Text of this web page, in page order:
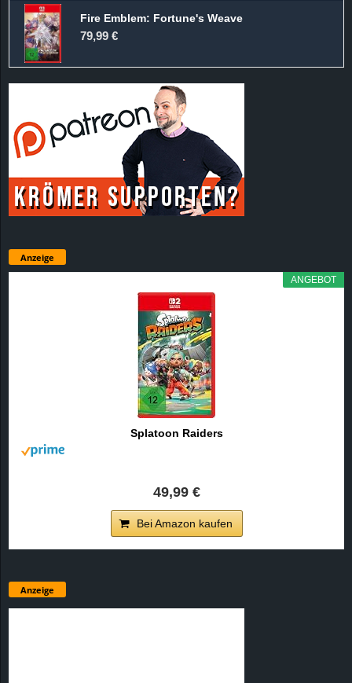
Fire Emblem: Fortune's Weave
79,99 €
Anzeige
ANGEBOT
Splatoon Raiders
49,99 €
Bei Amazon kaufen
Anzeige